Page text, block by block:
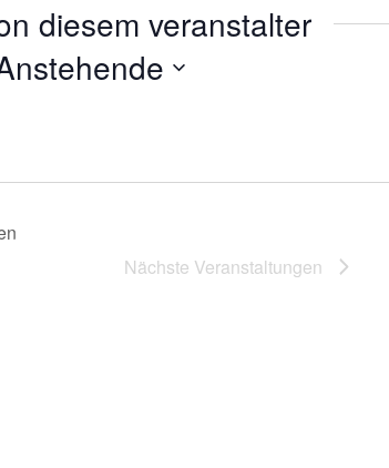
diesem veranstalter
Nächste Veranstaltungen